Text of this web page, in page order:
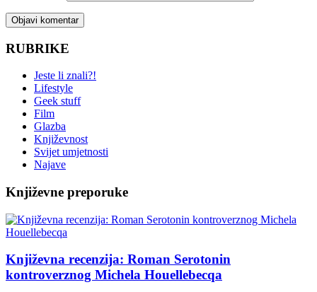
RUBRIKE
Jeste li znali?!
Lifestyle
Geek stuff
Film
Glazba
Književnost
Svijet umjetnosti
Najave
Književne preporuke
Književna recenzija: Roman Serotonin
kontroverznog Michela Houellebecqa